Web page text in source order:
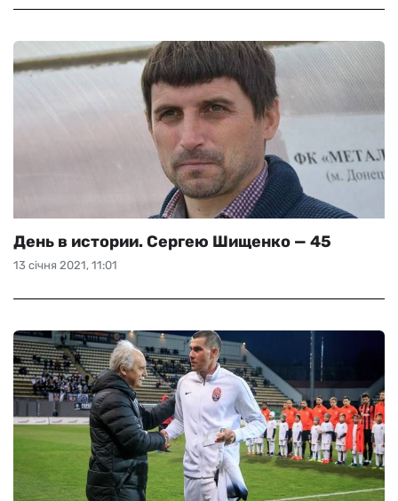
13 січня 2021, 11:01
День в истории. Сергею Шищенко — 45